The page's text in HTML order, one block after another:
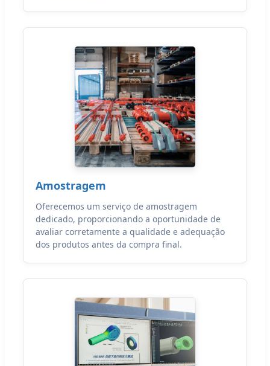
Amostragem
Oferecemos um serviço de amostragem
dedicado, proporcionando a oportunidade de
avaliar corretamente a qualidade e adequação
dos produtos antes da compra final.